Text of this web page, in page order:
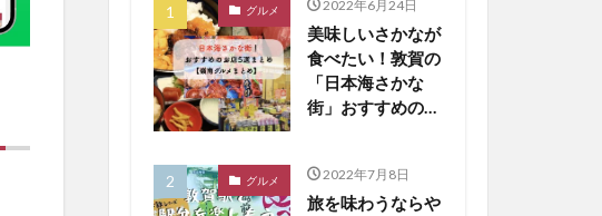
グルメ 2022年6月24日
美味しいさかなが
食べたい！敦賀の
「日本海さかな
街」おすすめのお
グルメ 2022年7月8日
旅を味わうならや